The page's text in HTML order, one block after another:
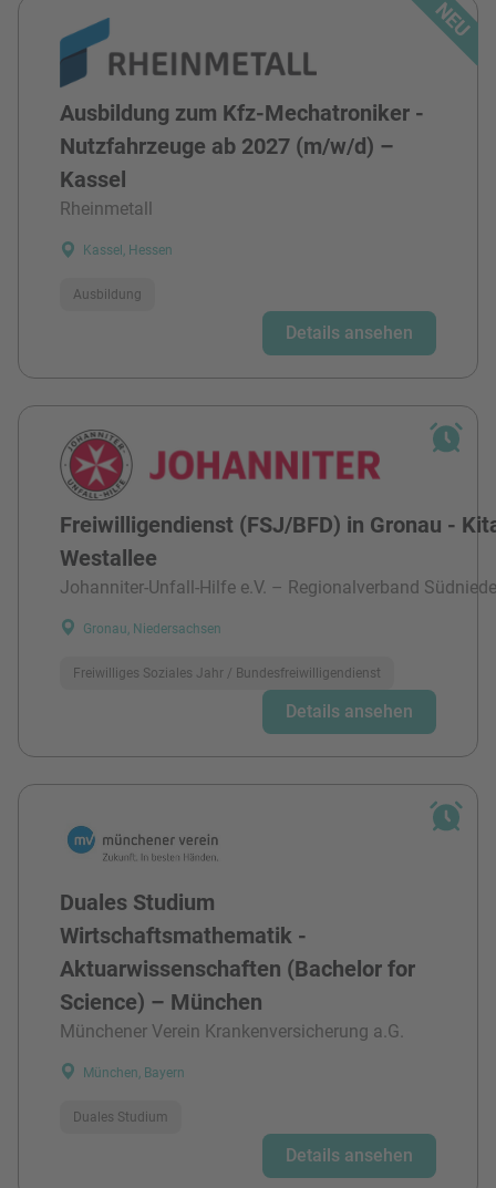
Ausbildung zum Kfz-Mechatroniker -
Nutzfahrzeuge ab 2027 (m/w/d) –
Kassel
Rheinmetall
Kassel, Hessen
Ausbildung
Details ansehen
Freiwilligendienst (FSJ/BFD) in Gronau -
Westallee
Johanniter-Unfall-Hilfe e.V. – Regionalverband
Gronau, Niedersachsen
Freiwilliges Soziales Jahr / Bundesfreiwilligendienst
Details ansehen
Duales Studium
Wirtschaftsmathematik -
Aktuarwissenschaften (Bachelor for
Science) – München
Münchener Verein Krankenversicherung a.G.
München, Bayern
Duales Studium
Details ansehen